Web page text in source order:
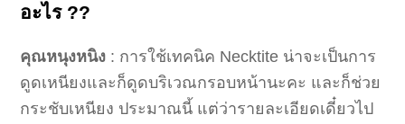
อะไร ??
คุณหนุงหนิง : การใช้เทคนิค Necktite น่าจะเป็นการ
ดูดเหนียงและก็ดูดบริเวณกรอบหน้านะคะ และก็ช่วย
กระชับเหนียง ประมาณนี้ แต่ว่ารายละเอียดเดี๋ยวไป